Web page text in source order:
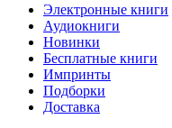
Электронные книги
Аудиокниги
Новинки
Бесплатные книги
Импринты
Подборки
Доставка